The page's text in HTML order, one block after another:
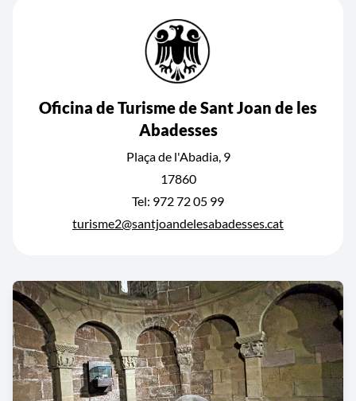
Oficina de Turisme de Sant Joan de les
Abadesses
Plaça de l'Abadia, 9
17860
Tel: 972 72 05 99
turisme2@santjoandelesabadesses.cat